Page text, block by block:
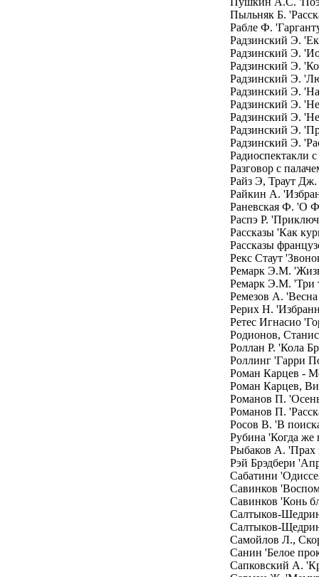
Пыльняк Б.
Рабле Ф.
Радзинский Э.
Радзинский Э.
Радзинский Э.
Радзинский Э.
Радзинский Э.
Радзинский Э.
Радзинский Э.
Радзинский Э.
Радзинский Э.
Радиоспектакли
Разговор с
Райз Э, Траут
Райкин А.
Раневская Ф. 'О
Распэ Р.
Рассказы 'Как
Рассказы
Рекс Стаут
Ремарк Э.М.
Ремарк Э.М. 'Три
Ремезов А.
Рерих Н.
Ретес Игнасио
Родионов,
Роллан Р. 'Кола
Роллинг 'Гарри
Роман Карцев -
Роман Карцев,
Романов П.
Романов П.
Росов В. 'В
Рубина 'Когда же
Рыбаков А. 'Прах
Рэй Брэдбери
Сабатини
Савинков
Савинков 'Конь
Салтыков-
Салтыков-
Самойлов Л.,
Санин 'Белое
Сапковский А.